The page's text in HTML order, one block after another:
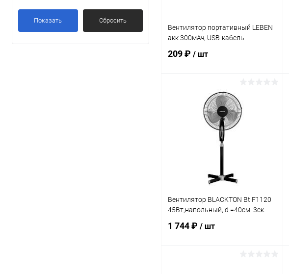
Показать Сбросить
Вентилятор портативный LEBEN
акк 300мАч, USB-кабель
209 ₽ / шт
В корзину
Купить в 1 клик Сравнение
Вентилятор BLACKTON Bt F1120
45Вт,напольный, d =40см. 3ск.
1 744 ₽ / шт